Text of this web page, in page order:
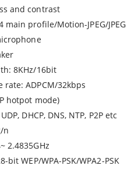
and contrast
profile/Motion-JPEG/JPEG
8KHz/16bit
ADPCM/32kbps
hotpot mode)
DHCP, DNS, NTP, P2P etc
n
2.4835GHz
WEP/WPA-PSK/WPA2-PSK